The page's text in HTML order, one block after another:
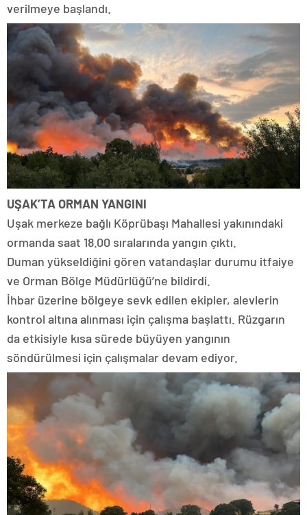
verilmeye başlandı.
UŞAK’TA ORMAN YANGINI
Uşak merkeze bağlı Köprübaşı Mahallesi yakınındaki
ormanda saat 18.00 sıralarında yangın çıktı.
Duman yükseldiğini gören vatandaşlar durumu itfaiye
ve Orman Bölge Müdürlüğü’ne bildirdi.
İhbar üzerine bölgeye sevk edilen ekipler, alevlerin
kontrol altına alınması için çalışma başlattı. Rüzgarın
da etkisiyle kısa sürede büyüyen yangının
söndürülmesi için çalışmalar devam ediyor.